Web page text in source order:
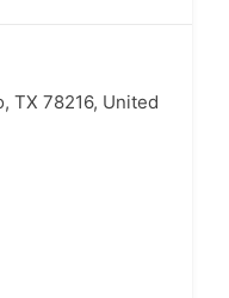
TX 78216, United